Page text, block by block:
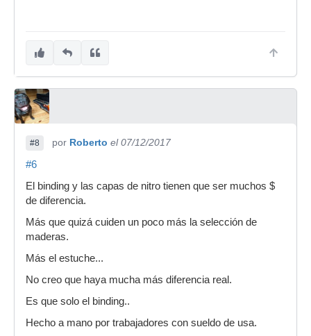
#8 por Roberto el 07/12/2017
#6
El binding y las capas de nitro tienen que ser muchos $
de diferencia.
Más que quizá cuiden un poco más la selección de
maderas.
Más el estuche...
No creo que haya mucha más diferencia real.
Es que solo el binding..
Hecho a mano por trabajadores con sueldo de usa.